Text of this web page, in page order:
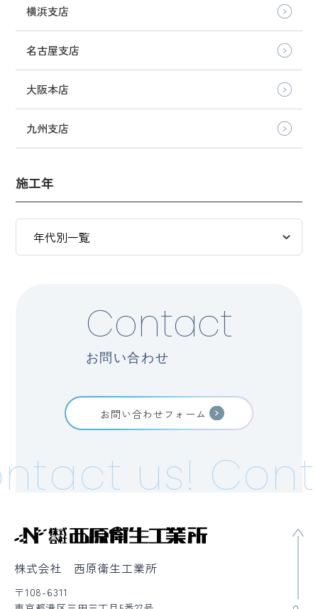
横浜支店
名古屋支店
大阪本店
九州支店
施工年
Contact
お問い合わせ
お問い合わせフォーム
us!
株式会社 西原衛生工業所
〒108-6311